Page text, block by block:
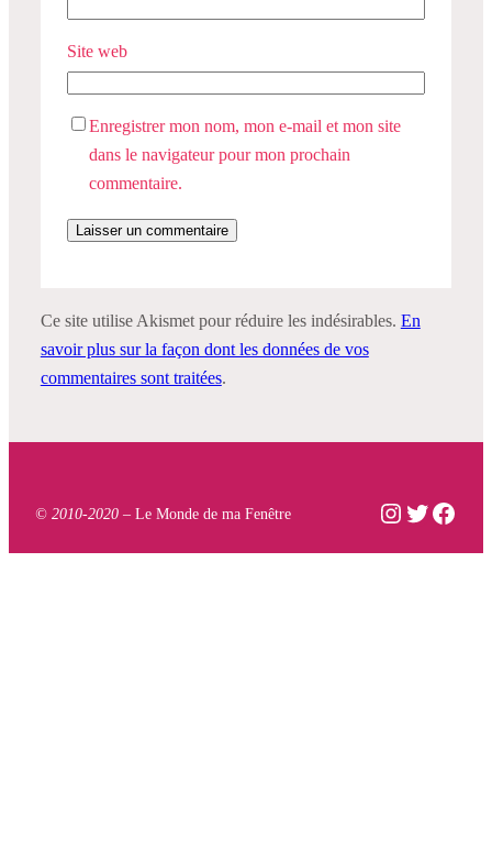
Site web
Enregistrer mon nom, mon e-mail et mon site
dans le navigateur pour mon prochain
commentaire.
Ce site utilise Akismet pour réduire les indésirables. En
savoir plus sur la façon dont les données de vos
commentaires sont traitées.
© 2010-2020 – Le Monde de ma Fenêtre Instagram
Twitter